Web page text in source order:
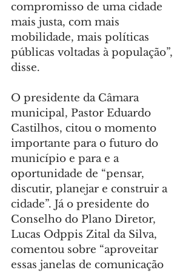
compromisso de uma cidade
mais justa, com mais
mobilidade, mais políticas
públicas voltadas à população”,
disse.
O presidente da Câmara
municipal, Pastor Eduardo
Castilhos, citou o momento
importante para o futuro do
município e para e a
oportunidade de “pensar,
discutir, planejar e construir a
cidade”. Já o presidente do
Conselho do Plano Diretor,
Lucas Odppis Zital da Silva,
comentou sobre “aproveitar
essas janelas de comunicação